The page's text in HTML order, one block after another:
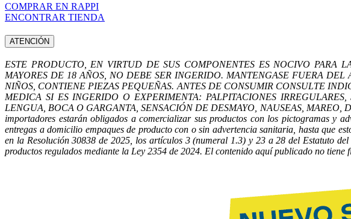
COMPRAR EN RAPPI
ENCONTRAR TIENDA
ATENCIÓN
ESTE PRODUCTO, EN VIRTUD DE SUS COMPONENTES ES NOCIVO PARA
MAYORES DE 18 AÑOS, NO DEBE SER INGERIDO. MANTENGASE FUERA
NIÑOS, CONTIENE PIEZAS PEQUEÑAS. ANTES DE CONSUMIR CONSULTE
MEDICA SI ES INGERIDO O EXPERIMENTA: PALPITACIONES
LENGUA, BOCA O GARGANTA, SENSACIÓN DE DESMAYO, NAUSEAS,
importadores estarán obligados a comercializar sus productos con los pictogramas y
entregas a domicilio empaques de producto con o sin advertencia sanitaria, hasta que
en la Resolución 30838 de 2025, los artículos 3 (numeral 1.3) y 23 a 28 del Estatuto
productos regulados mediante la Ley 2354 de 2024. El contenido aquí publicado no tiene